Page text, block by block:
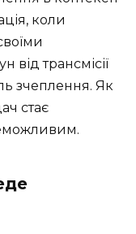
коли
від трансмісії
зчеплення. Як
стає